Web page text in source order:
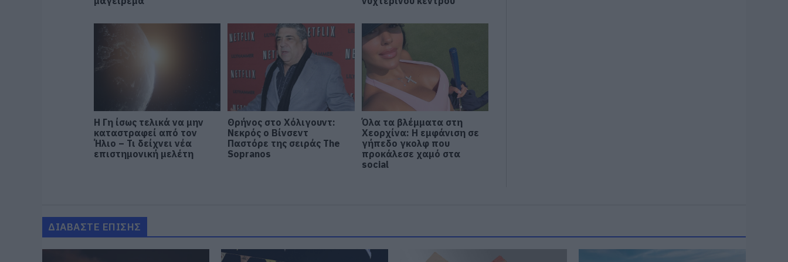
Η Γη ίσως τελικά να μην
καταστραφεί από τον
Ήλιο – Τι δείχνει νέα
επιστημονική μελέτη
Θρήνος στο Χόλιγουντ:
Νεκρός ο Βίνσεντ
Παστόρε της σειράς The
Sopranos
Όλα τα βλέμματα στη
Χεορχίνα: Η εμφάνιση σε
γήπεδο γκολφ που
προκάλεσε χαμό στα
social
ΔΙΑΒΑΣΤΕ ΕΠΙΣΗΣ